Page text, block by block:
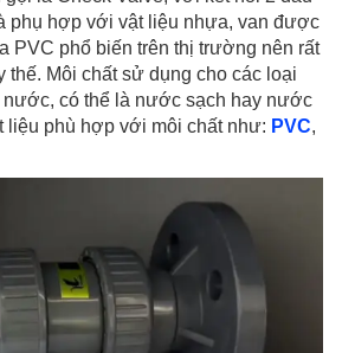
phụ hợp với vật liệu nhựa, van được
PVC phổ biến trên thị trường nên rất
thế. Môi chất sử dụng cho các loại
có thể là nước sạch hay nước
liệu phù hợp với môi chất như: PVC,